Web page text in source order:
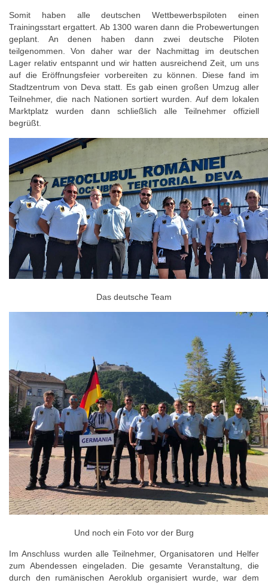
Somit haben alle deutschen Wettbewerbspiloten einen
Trainingsstart ergattert. Ab 1300 waren dann die Probewertungen
geplant. An denen haben dann zwei deutsche Piloten
teilgenommen. Von daher war der Nachmittag im deutschen
Lager relativ entspannt und wir hatten ausreichend Zeit, um uns
auf die Eröffnungsfeier vorbereiten zu können. Diese fand im
Stadtzentrum von Deva statt. Es gab einen großen Umzug aller
Teilnehmer, die nach Nationen sortiert wurden. Auf dem lokalen
Marktplatz wurden dann schließlich alle Teilnehmer offiziell
begrüßt.
Das deutsche Team
Und noch ein Foto vor der Burg
Im Anschluss wurden alle Teilnehmer, Organisatoren und Helfer
zum Abendessen eingeladen. Die gesamte Veranstaltung, die
durch den rumänischen Aeroklub organisiert wurde, war dem